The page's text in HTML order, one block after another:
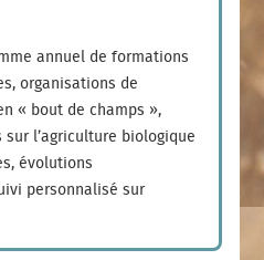
annuel de formations
organisations de
« bout de champs »,
l’agriculture biologique
évolutions
personnalisé sur